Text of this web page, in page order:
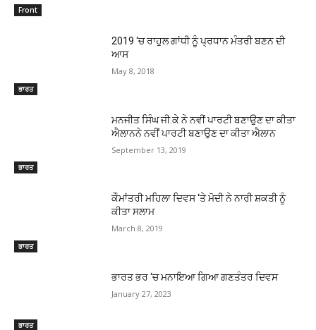
Front
ਭਾਰਤ
2019 ‘ਚ ਰਾਹੁਲ ਗਾਂਧੀ ਨੂੰ ਪ੍ਰਧਾਨ ਮੰਤਰੀ ਬਣਨ ਦੀ
ਆਸ
May 8, 2018
ਭਾਰਤ
ਮਨਜੀਤ ਸਿੰਘ ਜੀ.ਕੇ ਨੇ ਨਵੀਂ ਪਾਰਟੀ ਬਣਾਉਣ ਦਾ ਕੀਤਾ
ਐਲਾਨਨੇ ਨਵੀਂ ਪਾਰਟੀ ਬਣਾਉਣ ਦਾ ਕੀਤਾ ਐਲਾਨ
September 13, 2019
ਭਾਰਤ
ਕੌਮਾਂਤਰੀ ਮਹਿਲਾ ਦਿਵਸ ‘ਤੇ ਮੋਦੀ ਨੇ ਨਾਰੀ ਸ਼ਕਤੀ ਨੂੰ
ਕੀਤਾ ਸਲਾਮ
March 8, 2019
ਭਾਰਤ
ਭਾਰਤ ਭਰ ‘ਚ ਮਨਾਇਆ ਗਿਆ ਗਣਤੰਤਰ ਦਿਵਸ
January 27, 2023